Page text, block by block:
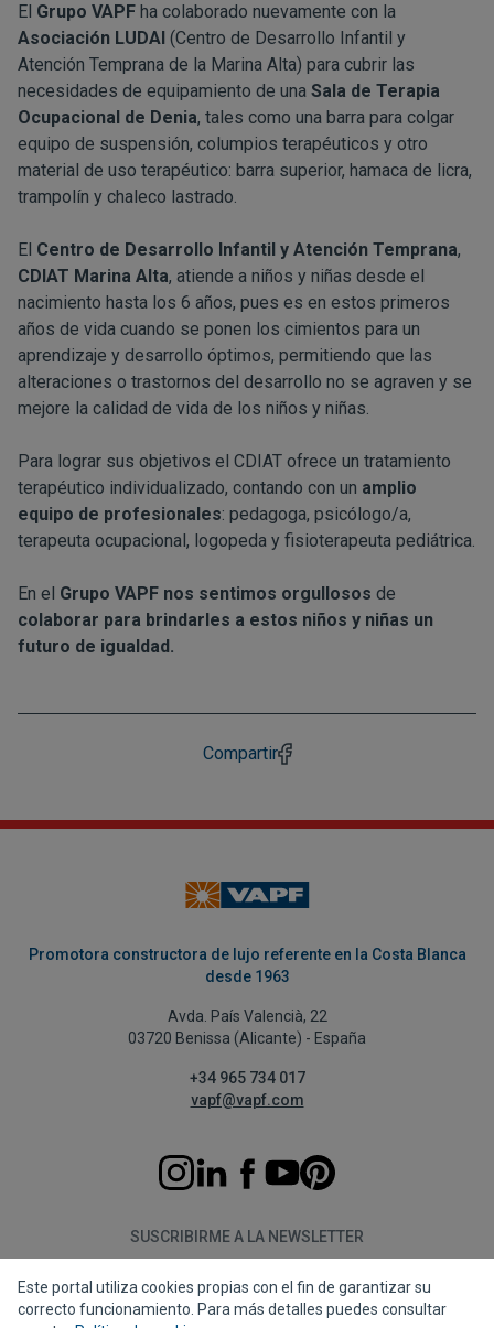
El Grupo VAPF ha colaborado nuevamente con la
Asociación LUDAI (Centro de Desarrollo Infantil y
Atención Temprana de la Marina Alta) para cubrir las
necesidades de equipamiento de una Sala de Terapia
Ocupacional de Denia, tales como una barra para colgar
equipo de suspensión, columpios terapéuticos y otro
material de uso terapéutico: barra superior, hamaca de licra,
trampolín y chaleco lastrado.
El Centro de Desarrollo Infantil y Atención Temprana,
CDIAT Marina Alta, atiende a niños y niñas desde el
nacimiento hasta los 6 años, pues es en estos primeros
años de vida cuando se ponen los cimientos para un
aprendizaje y desarrollo óptimos, permitiendo que las
alteraciones o trastornos del desarrollo no se agraven y se
mejore la calidad de vida de los niños y niñas.
Para lograr sus objetivos el CDIAT ofrece un tratamiento
terapéutico individualizado, contando con un amplio
equipo de profesionales: pedagoga, psicólogo/a,
terapeuta ocupacional, logopeda y fisioterapeuta pediátrica.
En el Grupo VAPF nos sentimos orgullosos de
colaborar para brindarles a estos niños y niñas un
futuro de igualdad.
Compartir
Promotora constructora de lujo referente en la Costa Blanca
desde 1963
Avda. País Valencià, 22
03720 Benissa (Alicante) - España
+34 965 734 017
vapf@vapf.com
SUSCRIBIRME A LA NEWSLETTER
Suscribirme
Este portal utiliza cookies propias con el fin de garantizar su
correcto funcionamiento. Para más detalles puedes consultar